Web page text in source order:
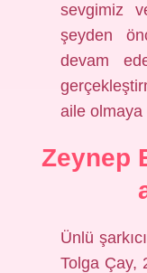
sevgimiz
şeyden
devam
aile olmaya
Zeynep
Ünlü
Tolga Çay,